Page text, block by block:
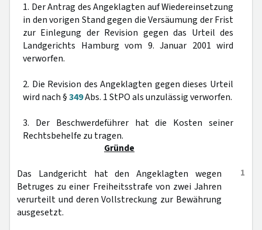
1. Der Antrag des Angeklagten auf Wiedereinsetzung
in den vorigen Stand gegen die Versäumung der Frist
zur Einlegung der Revision gegen das Urteil des
Landgerichts Hamburg vom 9. Januar 2001 wird
verworfen.
2. Die Revision des Angeklagten gegen dieses Urteil
wird nach §349Abs. 1 StPO als unzulässig verworfen.
3. Der Beschwerdeführer hat die Kosten seiner
Rechtsbehelfe zu tragen.
Gründe
1
Das Landgericht hat den Angeklagten wegen
Betruges zu einer Freiheitsstrafe von zwei Jahren
verurteilt und deren Vollstreckung zur Bewährung
ausgesetzt.